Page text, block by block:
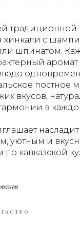
традиционной
хинкали с
шпинатом.
аромат
постное
вкусов,
в
уютным и
кавказской
ГАСТРО